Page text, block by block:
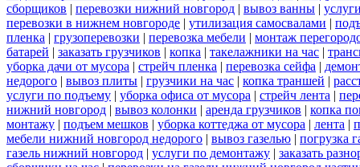
сборщиков | перевозки нижний новгород | вывоз ванны |
перевозки в нижнем новгороде | утилизация самосвалами |
пленка | грузоперевозки | перевозка мебели | монтаж
батарей | заказать грузчиков | копка | такелажники на час |
уборка дачи от мусора | стрейч пленка | перевозка сейфа |
недорого | вывоз плиты | грузчики на час | копка траншей |
услуги по подъему | уборка офиса от мусора | стрейч лента |
нижний новгород | вывоз колонки | аренда грузчиков | копка
монтажу | подъем мешков | уборка коттеджа от мусора | лента |
мебели нижний новгород недорого | вывоз газелью | погрузка
газель нижний новгород | услуги по демонтажу | заказать